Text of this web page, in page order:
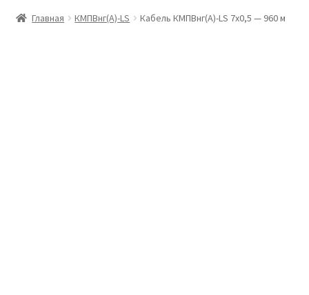
Главная КМПВнг(А)-LS Кабель КМПВнг(А)-LS 7х0,5 — 960 м